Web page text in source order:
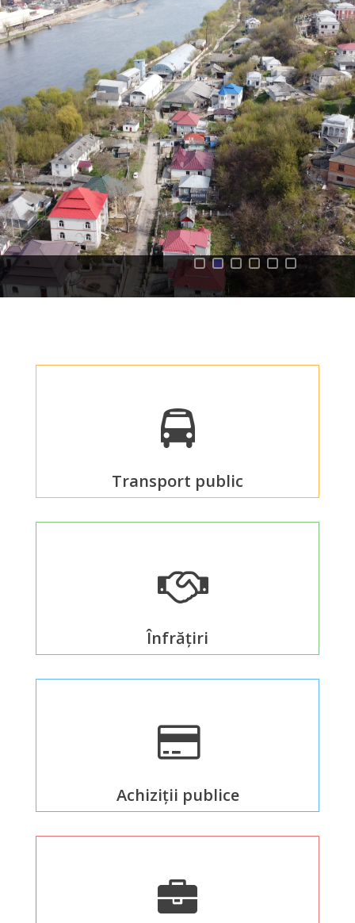
Investește
Otaci
Biblioteca
Grădinițe
Детский/
сад
№1
«Солнышко».
сада
Regulamentul
primarului
Consiliul
Transport public
Înfrățiri
Achiziții publice